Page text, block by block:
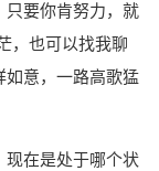
只要你肯努力，就
，也可以找我聊
如意，一路高歌猛
现在是处于哪个状